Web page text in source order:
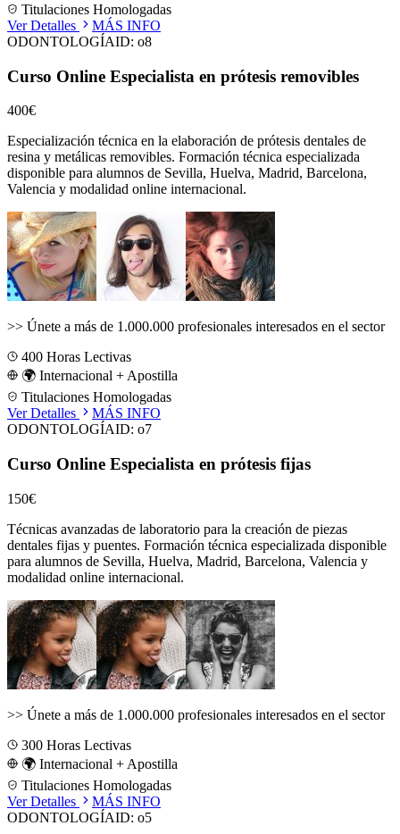
Titulaciones Homologadas
Ver Detalles
MÁS INFO
ODONTOLOGÍAID: o8
Curso Online Especialista en prótesis removibles
400€
Especialización técnica en la elaboración de prótesis dentales de
resina y metálicas removibles. Formación técnica especializada
disponible para alumnos de Sevilla, Huelva, Madrid, Barcelona,
Valencia y modalidad online internacional.
>> Únete a más de 1.000.000 profesionales interesados en el sector
400 Horas Lectivas
🌍 Internacional + Apostilla
Titulaciones Homologadas
Ver Detalles
MÁS INFO
ODONTOLOGÍAID: o7
Curso Online Especialista en prótesis fijas
150€
Técnicas avanzadas de laboratorio para la creación de piezas
dentales fijas y puentes. Formación técnica especializada disponible
para alumnos de Sevilla, Huelva, Madrid, Barcelona, Valencia y
modalidad online internacional.
>> Únete a más de 1.000.000 profesionales interesados en el sector
300 Horas Lectivas
🌍 Internacional + Apostilla
Titulaciones Homologadas
Ver Detalles
MÁS INFO
ODONTOLOGÍAID: o5